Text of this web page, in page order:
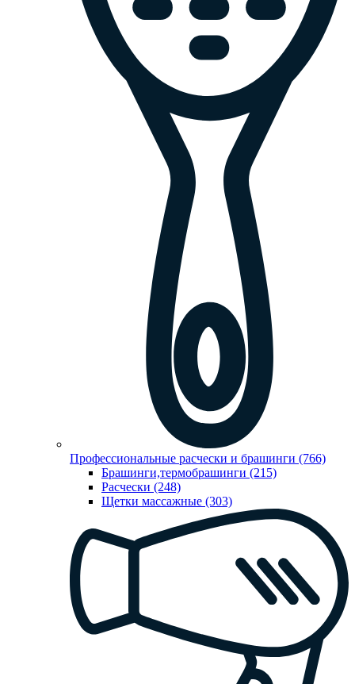
Профессиональные расчески и брашинги (766)
Брашинги,термобрашинги (215)
Расчески (248)
Щетки массажные (303)